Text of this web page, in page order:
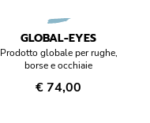
GLOBAL-EYES
Prodotto globale per rughe,
borse e occhiaie
€ 74,00